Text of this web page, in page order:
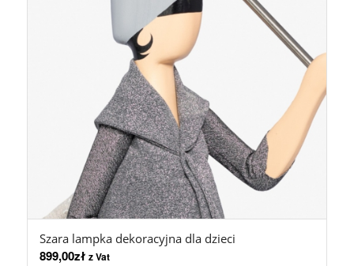
Szara lampka dekoracyjna dla dzieci
899,00zł z Vat